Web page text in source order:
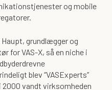
og mobile
Haupt, grundlægger og
for VAS-X, så en niche i
blev “VASExperts”
2000 vandt virksomheden